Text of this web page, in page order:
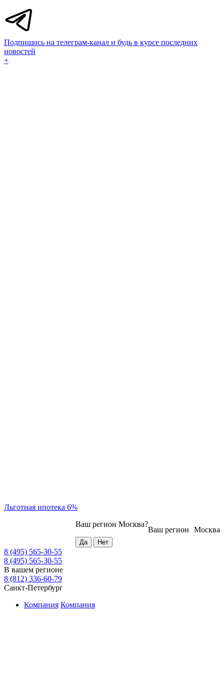
Подпишись на телеграм-канал и будь в курсе последних
новостей
+
Льготная ипотека 6%
Москва
Ваш регион
Ваш регион Москва?
8 (495) 565-30-55
8 (495) 565-30-55
В вашем регионе
8 (812) 336-60-79
Санкт-Петербург
Компания Компания